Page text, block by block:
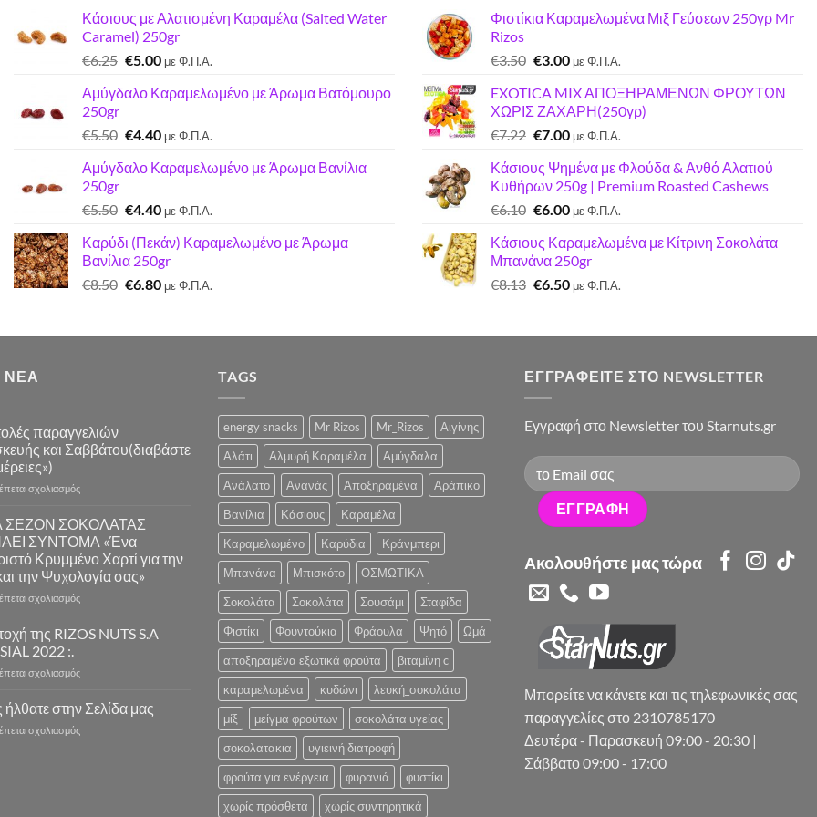
Κάσιους με Αλατισμένη Καραμέλα (Salted Water
Caramel) 250gr
€6.25 Original
was:
€5.00Η
τιμή
€5.00.
με Φ.Π.Α.
Αμύγδαλο Καραμελωμένο με Άρωμα Βατόμουρο
250gr
€5.50 Original
was:
€4.40Η
τιμή
€4.40.
με Φ.Π.Α.
Αμύγδαλο Καραμελωμένο με Άρωμα Βανίλια
250gr
€5.50 Original
was:
€5.50.
€4.40Η
τιμή
είναι:
€4.40.
με Φ.Π.Α.
Καρύδι (Πεκάν) Καραμελωμένο με Άρωμα
Βανίλια 250gr
€8.50 Original
€8.50.
€6.80Η
είναι:
με Φ.Π.Α.
Φιστίκια Καραμελωμένα Μιξ Γεύσεων 250γρ Mr
Rizos
€3.50 Original
was:
€3.50.
€3.00Η
τιμή
είναι:
€3.00.
με Φ.Π.Α.
EXOTICA MIX ΑΠΟΞΗΡΑΜΕΝΩΝ ΦΡΟΥΤΩΝ
ΧΩΡΙΣ ΖΑΧΑΡΗ(250γρ)
€7.22 Original
was:
€7.22.
€7.00Η
τιμή
είναι:
€7.00.
με Φ.Π.Α.
Κάσιους Ψημένα με Φλούδα & Ανθό Αλατιού
Κυθήρων 250g | Premium Roasted Cashews
€6.10 Original
was:
€6.10.
€6.00Η
τιμή
είναι:
€6.00.
με Φ.Π.Α.
Κάσιους Καραμελωμένα με Κίτρινη Σοκολάτα
Μπανάνα 250gr
€8.13 Original
€8.13.
€6.50Η
είναι:
με Φ.Π.Α.
ΝΈΑ
παραγγελιών
και Σαββάτου(διαβάστε
σχολιασμόςστο
παραγγελιών
Παρασκευής
και
Σαββάτου(διαβάστε
λεπτομέρειες»)
ΣΕΖΟΝ ΣΟΚΟΛΑΤΑΣ
ΣΥΝΤΟΜΑ «Ένα
Κρυμμένο Χαρτί για την
την Ψυχολογία σας»
σχολιασμόςστο
ΝΕΑ
ΞΕΚΙΝΑΕΙ
«Ένα
Κρυμμένο
της RIZOS NUTS S.A
2022 :.
σχολιασμόςστο
της
NUTS
στην Σελίδα μας
σχολιασμόςστο
TAGS
energy snacks Mr Rizos Mr_Rizos
Αιγίνης
Αλάτι
Αλμυρή Καραμέλα
Αμύγδαλα
Ανάλατο
Ανανάς Αποξηραμένα
Αράπικο
Βανίλια
Κάσιους
Καραμέλα
Καραμελωμένο
Καρύδια
Κράνμπερι
Μπανάνα
Μπισκότο
ΟΣΜΩΤΙΚΑ
Σοκολάτα
Σοκολάτα Σουσάμι
Σταφίδα
Φιστίκι
Φουντούκια Φράουλα Ψητό
Ωμά
αποξηραμένα εξωτικά φρούτα
βιταμίνη c
καραμελωμένα
κυδώνι
λευκή_σοκολάτα
μίξ
μείγμα φρούτων
σοκολάτα υγείας
σοκολατακια
υγιεινή διατροφή
φρούτα για ενέργεια
φυρανιά
φυστίκι
χωρίς πρόσθετα
χωρίς συντηρητικά
ΕΓΓΡΑΦΕΊΤΕ ΣΤΟ NEWSLETTER
Eγγραφή στο Newsletter του Starnuts.gr
Ακολουθήστε μας τώρα
Μπορείτε να κάνετε και τις τηλεφωνικές σας
παραγγελίες στο 2310785170
Δευτέρα - Παρασκευή 09:00 - 20:30 |
Σάββατο 09:00 - 17:00